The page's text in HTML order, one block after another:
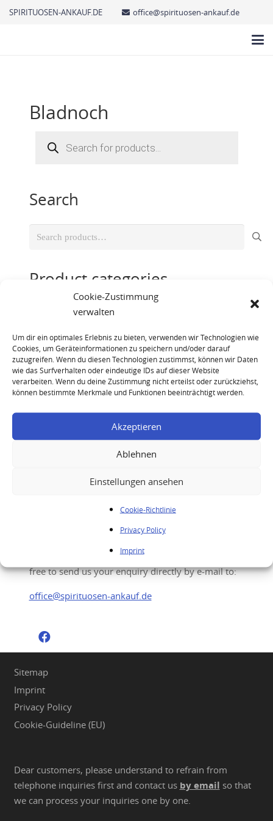
Cookie-Zustimmung
verwalten
Um dir ein optimales Erlebnis zu bieten, verwenden wir Technologien wie
Cookies, um Geräteinformationen zu speichern und/oder darauf
zuzugreifen. Wenn du diesen Technologien zustimmst, können wir Daten
wie das Surfverhalten oder eindeutige IDs auf dieser Website
verarbeiten. Wenn du deine Zustimmung nicht erteilst oder zurückziehst,
können bestimmte Merkmale und Funktionen beeinträchtigt werden.
Akzeptieren
Ablehnen
Einstellungen ansehen
Cookie-Richtlinie
Privacy Policy
Imprint
SPIRITUOSEN-ANKAUF.DE office@spirituosen-ankauf.de
Bladnoch
search
Search
Search
Product categories
Champagne (6)
Rum (16)
Whisky (44)
Your enquiry
You would like to sell your high quality spirits? Feel
free to send us your enquiry directly by e-mail to:
office@spirituosen-ankauf.de
Sitemap
Imprint
Privacy Policy
Cookie-Guideline (EU)
Dear customers, please understand to refrain from
telephone inquiries first and contact us by email so that
we can process your inquiries one by one.